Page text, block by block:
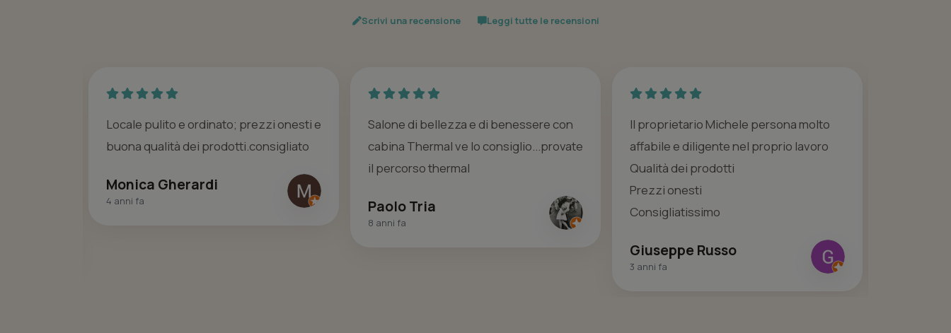
Scrivi una recensione Leggi tutte le recensioni
Locale pulito e ordinato; prezzi onesti e
buona qualità dei prodotti.consigliato
Monica Gherardi
4 anni fa
Salone di bellezza e di benessere con
cabina Thermal ve lo consiglio...provate
il percorso thermal
Paolo Tria
8 anni fa
Il proprietario Michele persona molto
affabile e diligente nel proprio lavoro
Qualità dei prodotti
Prezzi onesti
Consigliatissimo
Giuseppe Russo
3 anni fa